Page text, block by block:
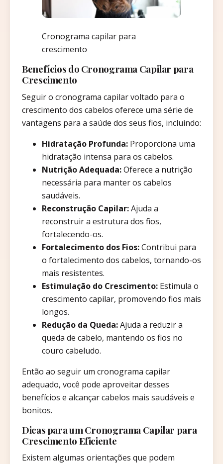
Cronograma capilar para
crescimento
Benefícios do Cronograma Capilar para
Crescimento
Seguir o cronograma capilar voltado para o
crescimento dos cabelos oferece uma série de
vantagens para a saúde dos seus fios, incluindo:
Hidratação Profunda: Proporciona uma
hidratação intensa para os cabelos.
Nutrição Adequada:Oferece a nutrição
necessária para manter os cabelos
saudáveis.
Reconstrução Capilar:Ajuda a
reconstruir a estrutura dos fios,
fortalecendo-os.
Fortalecimento dos Fios:Contribui para
o fortalecimento dos cabelos, tornando-os
mais resistentes.
Estimulação do Crescimento: Estimula o
crescimento capilar, promovendo fios mais
longos.
Redução da Queda:Ajuda a reduzir a
queda de cabelo, mantendo os fios no
couro cabeludo.
Então ao seguir um cronograma capilar
adequado, você pode aproveitar desses
benefícios e alcançar cabelos mais saudáveis e
bonitos.
Dicas para um Cronograma Capilar para
Crescimento Eficiente
Existem algumas orientações que podem